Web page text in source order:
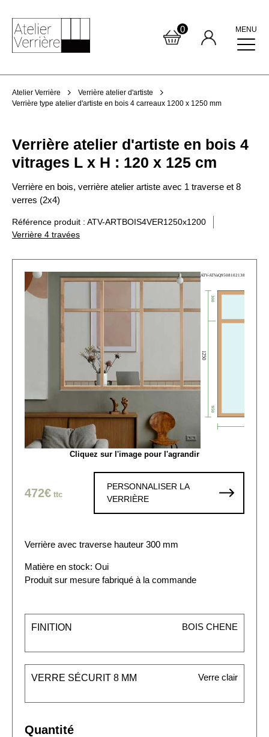
0 MENU
Atelier Verrière
Verrière atelier d'artiste
Verrière type atelier d'artiste en bois 4 carreaux 1200 x 1250 mm
Verrière atelier d'artiste en bois 4
vitrages L x H : 120 x 125 cm
Verrière en bois, verrière atelier artiste avec 1 traverse et 8
verres (2x4)
Référence produit : ATV-ARTBOIS4VER1250x1200
Verrière 4 travées
Cliquez sur l'image pour l'agrandir
472€ ttc
PERSONNALISER LA
VERRIÈRE
Verrière avec traverse hauteur 300 mm
Matière en stock: Oui
Produit sur mesure fabriqué à la commande
FINITION BOIS CHENE
VERRE SÉCURIT 8 MM Verre clair
Quantité